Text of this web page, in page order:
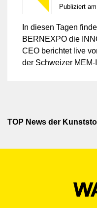
Publiziert
In diesen Tagen
BERNEXPO die
CEO berichtet live
der Schweizer MEM-
TOP News der